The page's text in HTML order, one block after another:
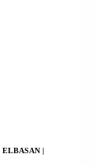
ELBASAN |